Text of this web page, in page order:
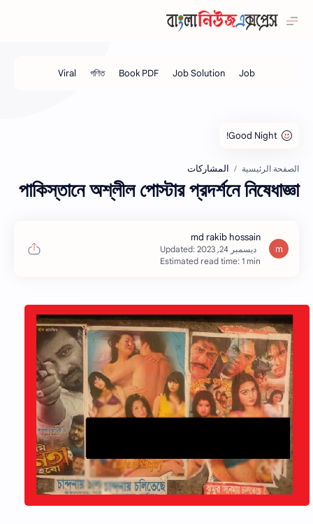
الصفحة الرئيسية المشاركات
পাকিস্তানে অশ্লীল পোস্টার প্রদর্শনে নিষেধাজ্ঞা
Estimated read time: 1 min